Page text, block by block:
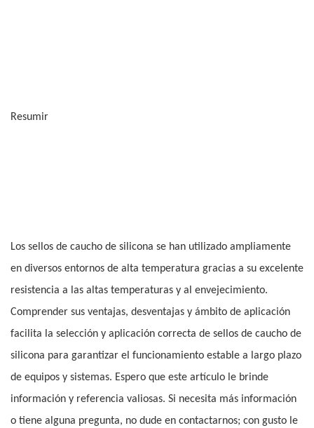
Resumir
Los sellos de caucho de silicona se han utilizado ampliamente
en diversos entornos de alta temperatura gracias a su excelente
resistencia a las altas temperaturas y al envejecimiento.
Comprender sus ventajas, desventajas y ámbito de aplicación
facilita la selección y aplicación correcta de sellos de caucho de
silicona para garantizar el funcionamiento estable a largo plazo
de equipos y sistemas. Espero que este artículo le brinde
información y referencia valiosas. Si necesita más información
o tiene alguna pregunta, no dude en contactarnos; con gusto le